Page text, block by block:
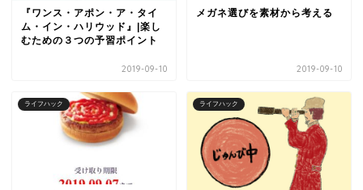
『ワンス・アポン・ア・タイ
ム・イン・ハリウッド』|楽し
むための３つの予習ポイント
2019-09-10
メガネ選びを素材から考える
2019-09-10
ライフハック ライフハック